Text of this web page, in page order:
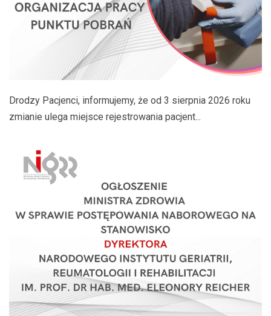
Drodzy Pacjenci, informujemy, że od 3 sierpnia 2026 roku
zmianie ulega miejsce rejestrowania pacjent...